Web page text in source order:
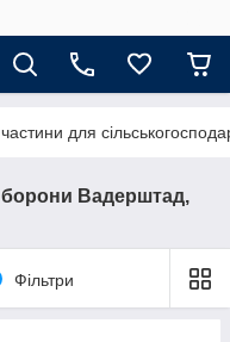
для
борони Вадерштад,
Фільтри